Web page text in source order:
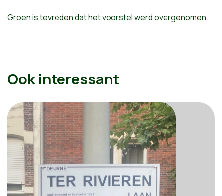
Groen is tevreden dat het voorstel werd overgenomen.
Ook interessant